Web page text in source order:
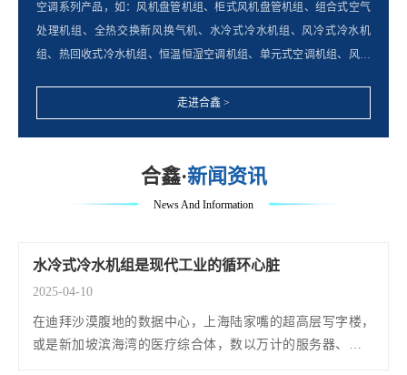
空调系列产品，如：风机盘管机组、柜式风机盘管机组、组合式空气
处理机组、全热交换新风换气机、水冷式冷水机组、风冷式冷水机
组、热回收式冷水机组、恒温恒湿空调机组、单元式空调机组、风冷
商用、工业用中央空调不同领域。年产量超过十万台,销售市场已覆盖
走进合鑫 >
合鑫·新闻资讯
News And Information
水冷式冷水机组是现代工业的循环心脏
2025-04-10
在迪拜沙漠腹地的数据中心，上海陆家嘴的超高层写字楼，
或是新加坡滨海湾的医疗综合体，数以万计的服务器、精密